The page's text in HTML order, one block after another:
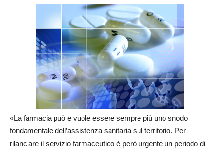
«La farmacia può e vuole essere sempre più uno snodo
fondamentale dell’assistenza sanitaria sul territorio. Per
rilanciare il servizio farmaceutico è però urgente un periodo di